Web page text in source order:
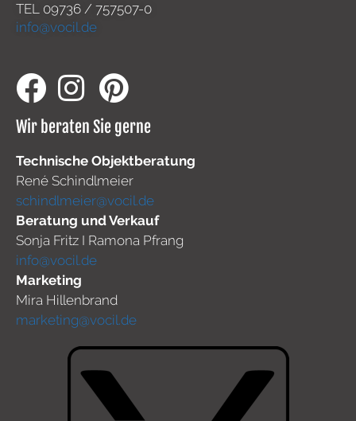
TEL 09736 / 757507-0
info@vocil.de
Wir beraten Sie gerne
Technische Objektberatung
René Schindlmeier
schindlmeier@vocil.de
Beratung und Verkauf
Sonja Fritz I Ramona Pfrang
info@vocil.de
Marketing
Mira Hillenbrand
marketing@vocil.de